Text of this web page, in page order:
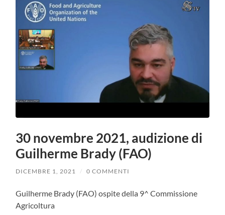
30 novembre 2021, audizione di
Guilherme Brady (FAO)
DICEMBRE 1, 2021 / 0 COMMENTI
Guilherme Brady (FAO) ospite della 9^ Commissione
Agricoltura